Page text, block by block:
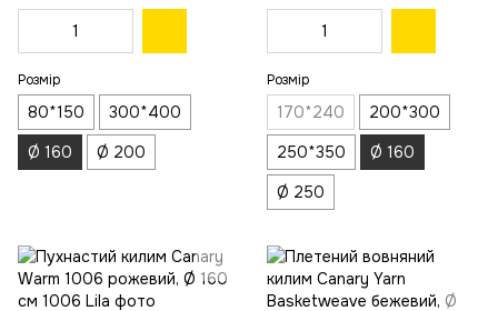
Розмір
80*150
300*400
Ø 160
Ø 200
Розмір
170*240
200*300
250*350
Ø 160
Ø 250